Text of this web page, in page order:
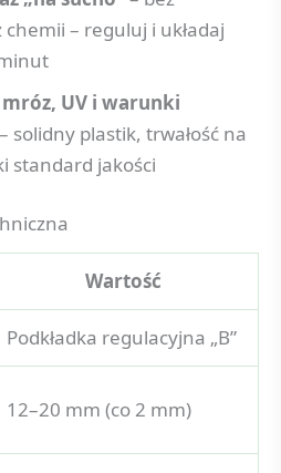
– reguluj i układaj
UV i warunki
– solidny plastik, trwałość na
standard jakości
Wartość
Podkładka regulacyjna „B”
12–20 mm (co 2 mm)